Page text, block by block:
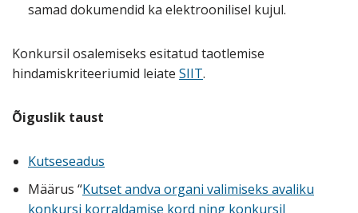
samad dokumendid ka elektroonilisel kujul.
Konkursil osalemiseks esitatud taotlemise
hindamiskriteeriumid leiate SIIT.
Õiguslik taust
Kutseseadus
Määrus “Kutset andva organi valimiseks avaliku
konkursi korraldamise kord ning konkursil